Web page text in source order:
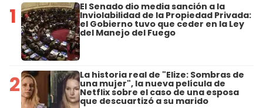
1 El Senado dio media sanción a la
Inviolabilidad de la Propiedad Privada:
el Gobierno tuvo que ceder en la Ley
del Manejo del Fuego
2 La historia real de "Elize: Sombras de
una mujer", la nueva película de
Netflix sobre el caso de una esposa
que descuartizó a su marido